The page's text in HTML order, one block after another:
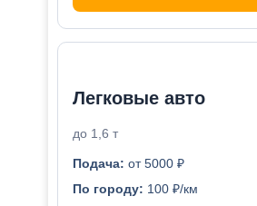
Легковые авто
до 1,6 т
Подача: от 5000 ₽
По городу: 100 ₽/км